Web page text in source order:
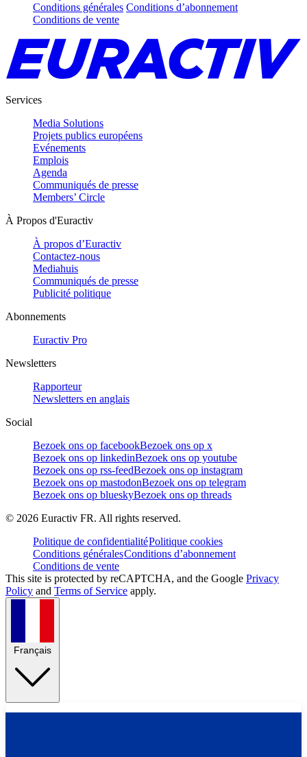
Conditions générales Conditions d’abonnement
Conditions de vente
Services
Media Solutions
Projets publics européens
Evénements
Emplois
Agenda
Communiqués de presse
Members’ Circle
À Propos d'Euractiv
À propos d’Euractiv
Contactez-nous
Mediahuis
Communiqués de presse
Publicité politique
Abonnements
Euractiv Pro
Newsletters
Rapporteur
Newsletters en anglais
Social
Bezoek ons op facebookBezoek ons op x
Bezoek ons op linkedinBezoek ons op youtube
Bezoek ons op rss-feedBezoek ons op instagram
Bezoek ons op mastodonBezoek ons op telegram
Bezoek ons op blueskyBezoek ons op threads
© 2026 Euractiv FR. All rights reserved.
Politique de confidentialitéPolitique cookies
Conditions généralesConditions d’abonnement
Conditions de vente
This site is protected by reCAPTCHA, and the Google Privacy
Policy and Terms of Service apply.
Français